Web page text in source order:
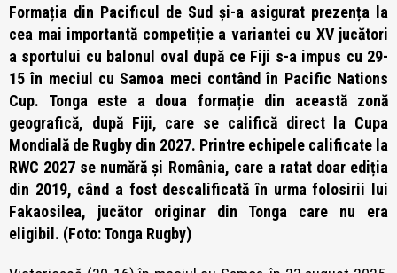
Formația din Pacificul de Sud și-a asigurat prezența la
cea mai importantă competiție a variantei cu XV jucători
a sportului cu balonul oval după ce Fiji s-a impus cu 29-
15 în meciul cu Samoa meci contând în Pacific Nations
Cup. Tonga este a doua formație din această zonă
geografică, după Fiji, care se califică direct la Cupa
Mondială de Rugby din 2027. Printre echipele calificate la
RWC 2027 se numără și România, care a ratat doar ediția
din 2019, când a fost descalificată în urma folosirii lui
Fakaosilea, jucător originar din Tonga care nu era
eligibil. (Foto: Tonga Rugby)